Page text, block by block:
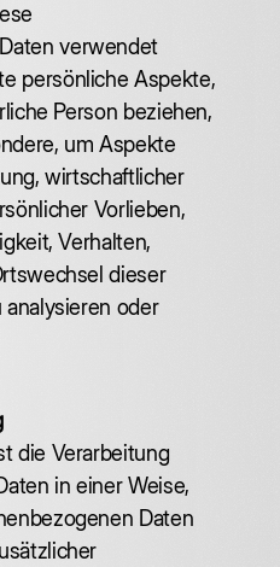
verwendet
persönliche Aspekte,
Person beziehen,
um Aspekte
wirtschaftlicher
Vorlieben,
Verhalten,
dieser
oder
die Verarbeitung
in einer Weise,
Daten